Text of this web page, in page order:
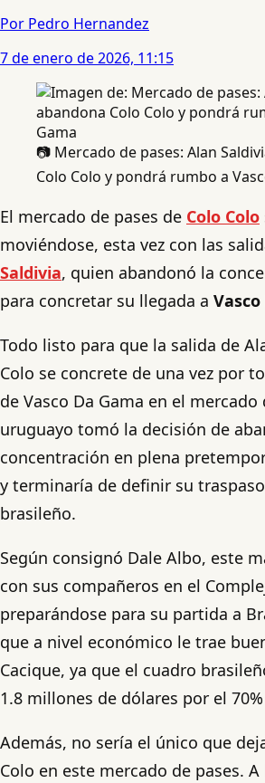
Por Pedro Hernandez
7 de enero de 2026, 11:15
📷 Mercado de pases: Alan
Colo Colo y pondrá rumbo a
El mercado de pases de Colo Colo
moviéndose, esta vez con las
Saldivia, quien abandonó la
para concretar su llegada a
Todo listo para que la salida de
Colo se concrete de una vez por
de Vasco Da Gama en el mercado
uruguayo tomó la decisión de
concentración en plena
y terminaría de definir su
brasileño.
Según consignó Dale Albo, este
con sus compañeros en el
preparándose para su partida a
que a nivel económico le trae
Cacique, ya que el cuadro
1.8 millones de dólares por el
Además, no sería el único que
Colo en este mercado de pases.